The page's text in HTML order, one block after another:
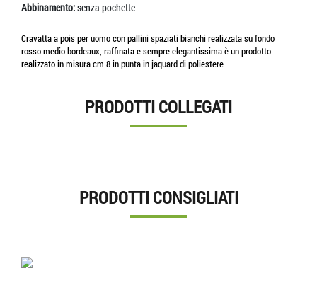
Abbinamento:senza pochette
Cravatta a pois per uomo con pallini spaziati bianchi realizzata su fondo
rosso medio bordeaux, raffinata e sempre elegantissima è un prodotto
realizzato in misura cm 8 in punta in jaquard di poliestere
PRODOTTI COLLEGATI
PRODOTTI CONSIGLIATI